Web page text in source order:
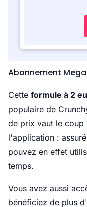
Abonnement Mega
Cette formule à 2
populaire de
de prix vaut le coup
l'application :
pouvez en effet
temps.
Vous avez aussi
bénéficiez de plus